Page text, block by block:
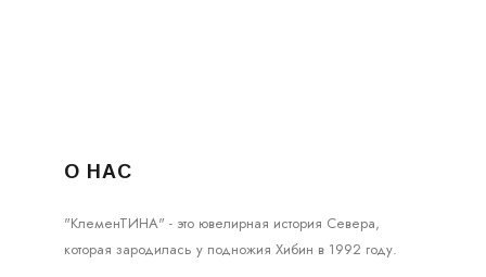
О НАС
"КлеменТИНА" - это ювелирная история Севера,
которая зародилась у подножия Хибин в 1992 году.